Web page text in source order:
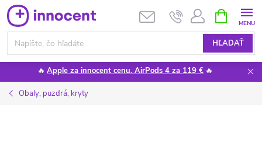
Prejsť
na
obsah
HĽADAŤ
KOŠÍK
🔥 Apple za innocent cenu. AirPods 4 za 119 € 🔥
Obaly, puzdrá, kryty